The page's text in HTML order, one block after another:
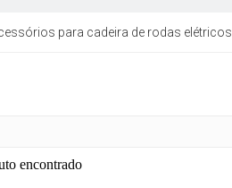
para cadeira de rodas elétricos
encontrado